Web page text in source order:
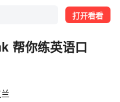
打开看看
帮你练英语口